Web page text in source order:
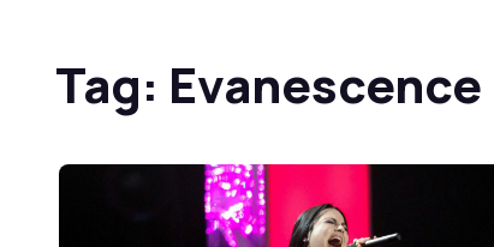
Tag: Evanescence